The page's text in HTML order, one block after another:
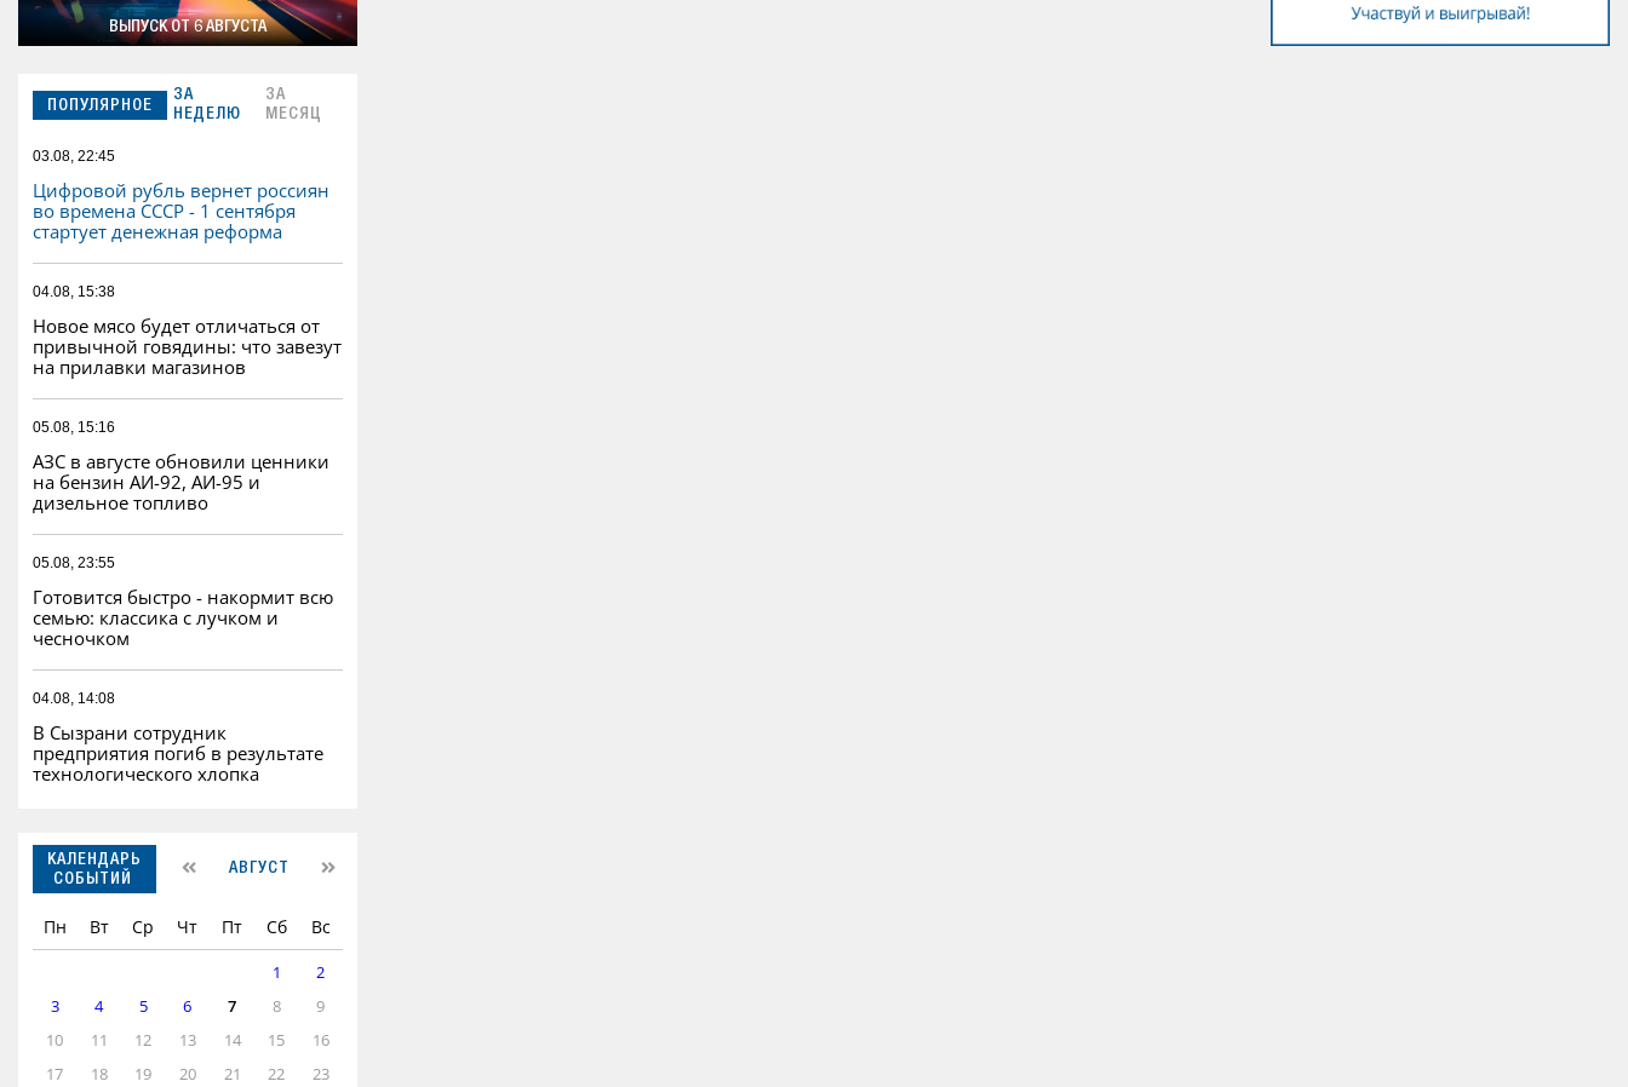
ВЫПУСК ОТ 6 АВГУСТА
ПОПУЛЯРНОЕ
ЗА
НЕДЕЛЮ
ЗА
МЕСЯЦ
03.08, 22:45
Цифровой рубль вернет россиян
во времена СССР - 1 сентября
стартует денежная реформа
04.08, 15:38
Новое мясо будет отличаться от
привычной говядины: что завезут
на прилавки магазинов
05.08, 15:16
АЗС в августе обновили ценники
на бензин АИ-92, АИ-95 и
дизельное топливо
05.08, 23:55
Готовится быстро - накормит всю
семью: классика с лучком и
чесночком
04.08, 14:08
В Сызрани сотрудник
предприятия погиб в результате
технологического хлопка
КАЛЕНДАРЬ
СОБЫТИЙ
АВГУСТ
Пн Вт Ср Чт Пт Сб Вс
1
2
3
4 5 6 7 8
9
10
11 12 13 14 15
16
17
18 19 20 21 22 23